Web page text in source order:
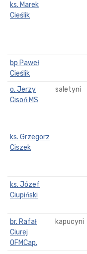
ks. Marek
Cieślik
bp Paweł
Cieślik
o. Jerzy
Cisoń MS
saletyni
ks. Grzegorz
Ciszek
ks. Józef
Ciupiński
br. Rafał
Ciurej
OFMCap.
kapucyni